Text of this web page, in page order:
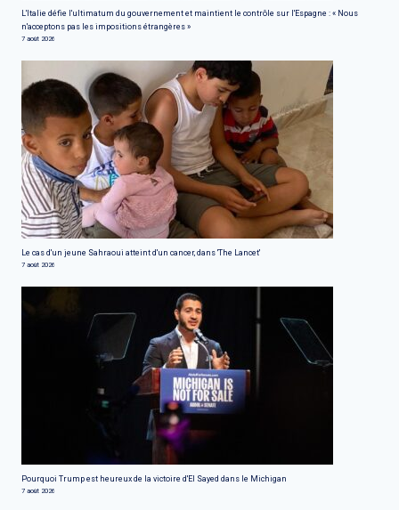
L'Italie défie l'ultimatum du gouvernement et maintient le contrôle sur l'Espagne : « Nous
n'acceptons pas les impositions étrangères »
7 août 2026
Le cas d'un jeune Sahraoui atteint d'un cancer, dans 'The Lancet'
7 août 2026
Pourquoi Trump est heureux de la victoire d'El Sayed dans le Michigan
7 août 2026